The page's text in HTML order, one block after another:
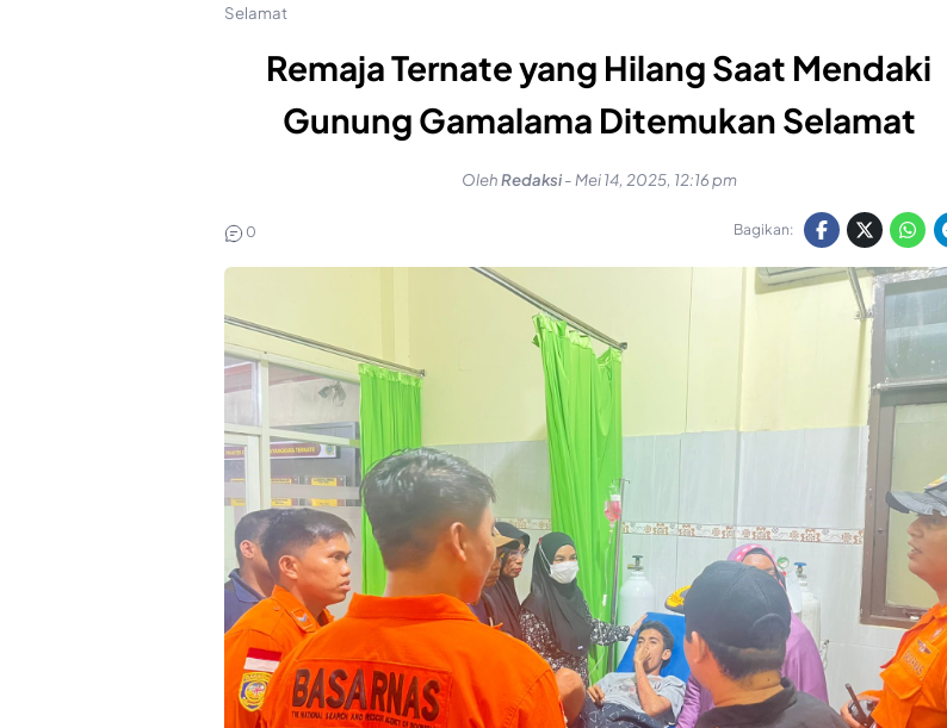
Selamat
Remaja Ternate yang Hilang Saat Mendaki
Gunung Gamalama Ditemukan Selamat
OlehRedaksi - Mei 14, 2025, 12:16 pm
0 Bagikan: